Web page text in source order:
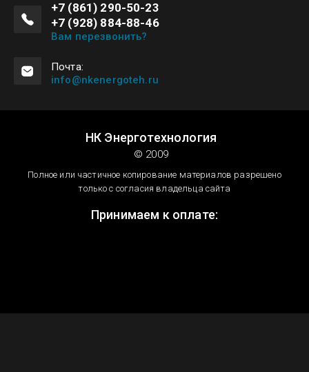
+7 (861) 290-50-23
+7 (928) 884-88-46
Вам перезвонить?
Почта:
info@nkenergoteh.ru
НК Энерготехнология
© 2009
Полное или частичное копирование материалов разрешено
только с согласия владельца сайта
Принимаем к оплате: